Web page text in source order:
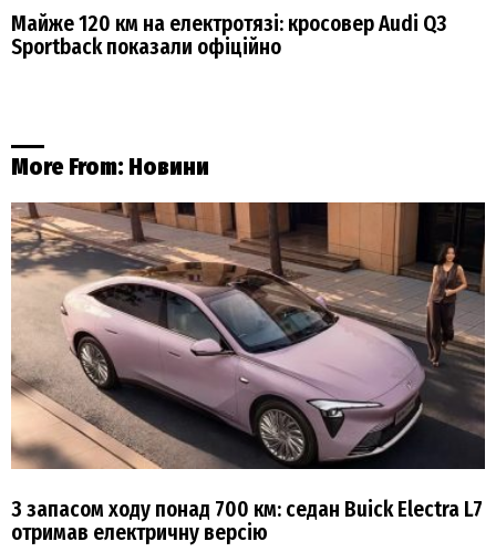
Майже 120 км на електротязі: кросовер Audi Q3
Sportback показали офіційно
More From: Новини
З запасом ходу понад 700 км: седан Buick Electra L7
отримав електричну версію